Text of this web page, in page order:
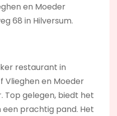
en Moeder
68 in Hilversum.
restaurant in
Vlieghen en Moeder
Top gelegen, biedt het
prachtig pand. Het